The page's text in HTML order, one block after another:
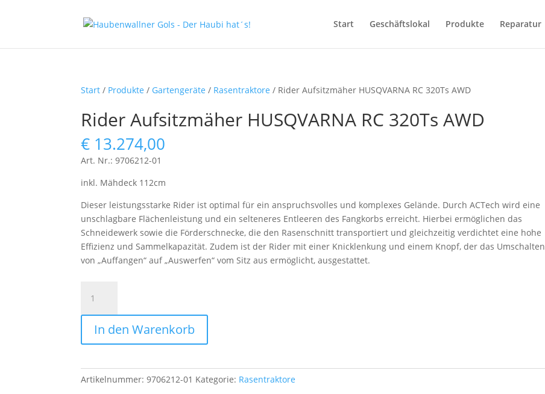
Start Geschäftslokal Produkte Reparatur
Start / Produkte / Gartengeräte / Rasentraktore / Rider Aufsitzmäher HUSQVARNA RC 320Ts AWD
Rider Aufsitzmäher HUSQVARNA RC 320Ts AWD
€ 13.274,00
Art. Nr.: 9706212-01
inkl. Mähdeck 112cm
Dieser leistungsstarke Rider ist optimal für ein anspruchsvolles und komplexes Gelände. Durch ACTech wird eine
unschlagbare Flächenleistung und ein selteneres Entleeren des Fangkorbs erreicht. Hierbei ermöglichen das
Schneidewerk sowie die Förderschnecke, die den Rasenschnitt transportiert und gleichzeitig verdichtet eine hohe
Effizienz und Sammelkapazität. Zudem ist der Rider mit einer Knicklenkung und einem Knopf, der das Umschalten
von „Auffangen“ auf „Auswerfen“ vom Sitz aus ermöglicht, ausgestattet.
Aufsitzmäher
HUSQVARNA
320Ts
Menge
In den Warenkorb
Artikelnummer:9706212-01 Kategorie: Rasentraktore